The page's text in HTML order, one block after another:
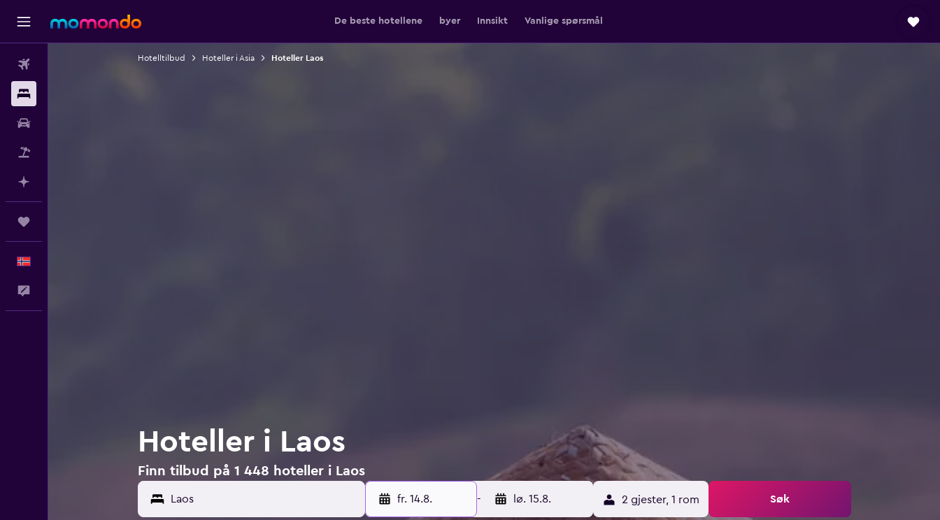
De beste hotellene byer Innsikt Vanlige spørsmål
Hotelltilbud Hoteller i Asia Hoteller Laos
Hoteller i Laos
Finn tilbud på 1 448 hoteller i Laos
fr. 14.8. - lø. 15.8. 2 gjester, 1 rom Søk